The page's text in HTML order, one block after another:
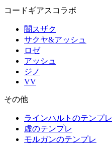
コードギアスコラボ
闇スザク
サクヤ&アッシュ
ロゼ
アッシュ
ジノ
VV
その他
ラインハルトのテンプレ
虚のテンプレ
モルガンのテンプレ